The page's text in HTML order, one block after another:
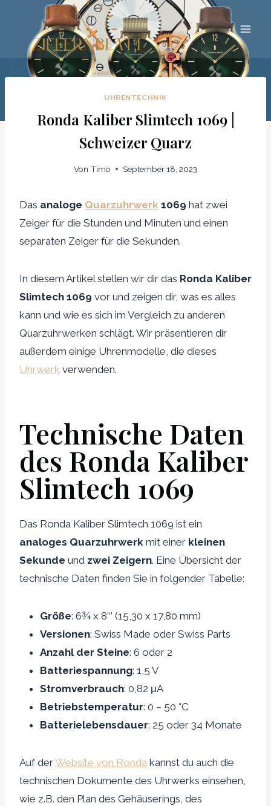
springen
UHRENTECHNIK
Ronda Kaliber Slimtech 1069 |
Schweizer Quarz
Von Timo September 18, 2023
Das analoge Quarzuhrwerk 1069 hat zwei
Zeiger für die Stunden und Minuten und einen
separaten Zeiger für die Sekunden.
In diesem Artikel stellen wir dir das Ronda Kaliber
Slimtech 1069 vor und zeigen dir, was es alles
kann und wie es sich im Vergleich zu anderen
Quarzuhrwerken schlägt. Wir präsentieren dir
außerdem einige Uhrenmodelle, die dieses
Uhrwerk verwenden.
Technische Daten
des Ronda Kaliber
Slimtech 1069
Das Ronda Kaliber Slimtech 1069 ist ein
analoges Quarzuhrwerk mit einer kleinen
Sekunde und zwei Zeigern. Eine Übersicht der
technische Daten finden Sie in folgender Tabelle:
Größe: 6¾ x 8’‘’ (15,30 x 17,80 mm)
Versionen: Swiss Made oder Swiss Parts
Anzahl der Steine: 6 oder 2
Batteriespannung: 1,5 V
Stromverbrauch: 0,82 μA
Betriebstemperatur: 0 – 50 °C
Batterielebensdauer: 25 oder 34 Monate
Auf derWebsite von Ronda kannst du auch die
technischen Dokumente des Uhrwerks einsehen,
wie z.B. den Plan des Gehäuserings, des